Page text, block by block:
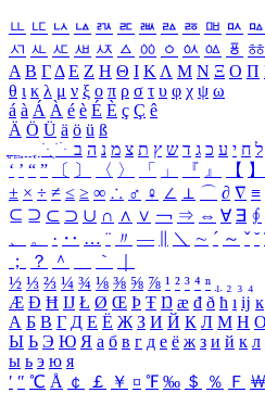
ㅥ ㅦ ㅧ ㅨ ㅩ ㅪ ㅫ ㅬ ㅭ ㅮ ㅯ ㅰ
ㅺ ㅻ ㅼ ㅽ ㅾ ㅿ ㆀ ㆁ ㆂ ㆃ ㆄ ㆅ
Α Β ΓΔ Ε Ζ Η Θ Ι ΚΛ Μ Ν Ξ Ο Π
θ ι κ λ μ ν ξ ο π ρ σ τ υ φ χ ψ ω
á à Á À é è É È ç Ç ê
Ä Ö Ü ä ö ü ß
ִֶֹ ֻּ ׁׂ ל ח י ע כ ג ד ש ץ ת צ מ נ ה ב
‘ ’ “ ” 〔 〕 〈 〉 「 」 『 』 【 】
± × ÷ ≠ ≤ ≥ ∞ ∴ ♂ ♀ ∠ ⊥ ⌒ ∂ ∇ ≡
⊆ ⊇ ⊂ ⊃ ∪ ∩ ∧ ∨ ￢ ⇒ ⇔ ∀ ∃ ∮
、
。 · ‥ … ¨ 〃 ― ＼ ∼ ´ ～ ˇ ˘
；
？ ＾ ｀
½ ⅓ ⅔ ¼ ¾ ⅛ ⅜ ⅝ ⅞ ¹ ² ³ ⁴ ⁿ ₁ ₂ ₃ ₄
Æ Ð Ħ Ĳ Ł Ø Œ Þ Ŧ Ŋ æ đ ð ħ ı ĳ ĸ
А Б В Г Д Е Ё Ж З И Й К Л М Н О
Ы Ь Э Ю Я а б в г д е ё ж з и й к л
ы ь э ю я
′ ″ ℃ Å ￠ ￡ ￥ ¤ ℉ ‰ ＄ ％ Ｆ ￦